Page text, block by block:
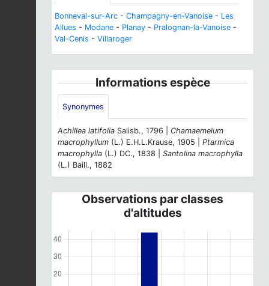
Bonneval-sur-Arc - Champagny-en-Vanoise - Les
Allues - Modane - Planay - Pralognan-la-Vanoise -
Val-Cenis - Villaroger
Informations espèce
Synonymes
Achillea latifolia Salisb., 1796 | Chamaemelum
macrophyllum (L.) E.H.L.Krause, 1905 | Ptarmica
macrophylla (L.) DC., 1838 | Santolina macrophylla
(L.) Baill., 1882
Observations par classes
d'altitudes